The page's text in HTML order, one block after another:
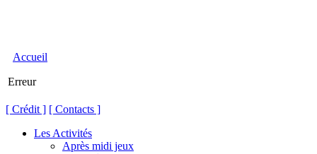
Accueil
Erreur
[ Crédit ] [ Contacts ]
Les Activités
Après midi jeux